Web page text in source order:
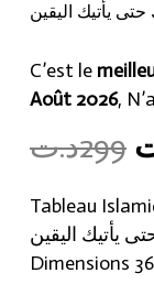
C’est le
Août 2026,
299د.ت
Tableau
Dimensions